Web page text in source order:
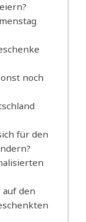
noch
für den
auf den